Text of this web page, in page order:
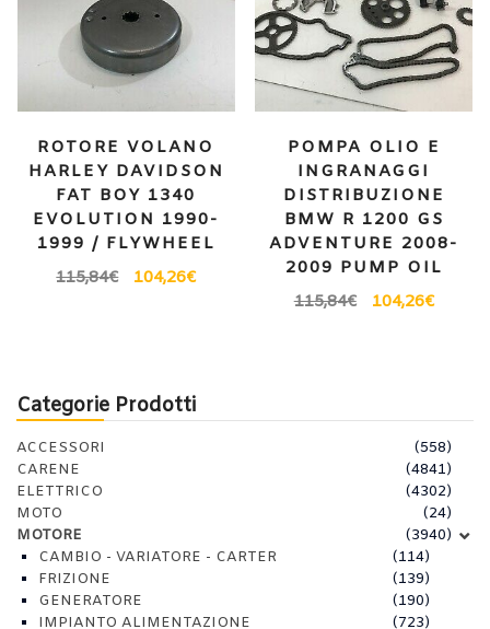
ROTORE VOLANO
HARLEY DAVIDSON
FAT BOY 1340
EVOLUTION 1990-
1999 / FLYWHEEL
115,84€ 104,26€
POMPA OLIO E
INGRANAGGI
DISTRIBUZIONE
BMW R 1200 GS
ADVENTURE 2008-
2009 PUMP OIL
115,84€ 104,26€
Categorie Prodotti
ACCESSORI
(558)
CARENE
(4841)
ELETTRICO
(4302)
MOTO
(24)
MOTORE
(3940)
CAMBIO - VARIATORE - CARTER
(114)
FRIZIONE
(139)
GENERATORE
(190)
IMPIANTO ALIMENTAZIONE
(723)